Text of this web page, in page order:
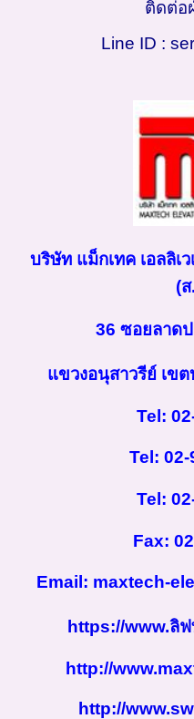
ติดต่อ
Line ID :
บริษัท แม็กเทค เอลลิเ
(
36 ซอยลาด
แขวงอนุสาวรีย์ เขต
Tel:
Tel: 02-
Tel:
Fax:
Email: maxtech-
https://www.ลิ
http://
http://